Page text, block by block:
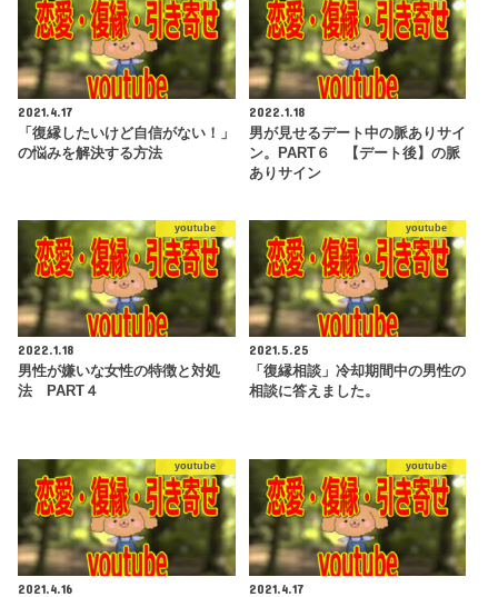
2021.4.17
「復縁したいけど自信がない！」
の悩みを解決する方法
2022.1.18
男が見せるデート中の脈ありサイ
ン。PART６ 【デート後】の脈
ありサイン
youtube
2022.1.18
男性が嫌いな女性の特徴と対処
法 PART４
youtube
2021.5.25
「復縁相談」冷却期間中の男性の
相談に答えました。
youtube
2021.4.16
youtube
2021.4.17